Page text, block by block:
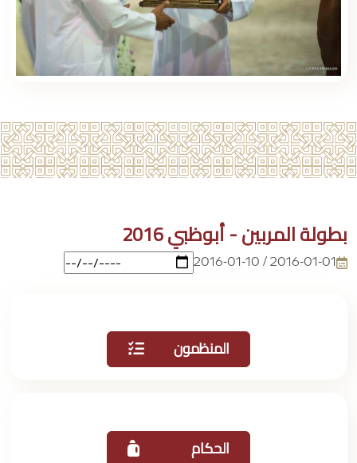
بطولة المربين - أبوظبي 2016
2016-01-01 / 2016-01-10
المنظمون
الحكام